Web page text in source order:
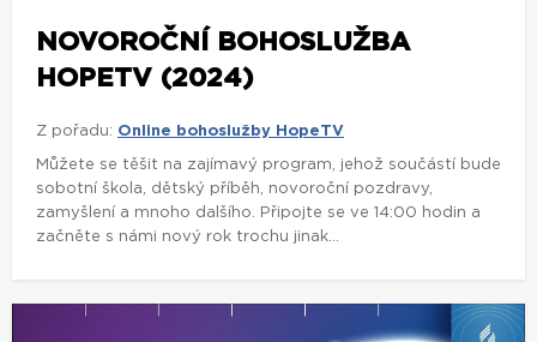
NOVOROČNÍ BOHOSLUŽBA
HOPETV (2024)
Z pořadu: Online bohoslužby HopeTV
Můžete se těšit na zajímavý program, jehož součástí bude
sobotní škola, dětský příběh, novoroční pozdravy,
zamyšlení a mnoho dalšího. Připojte se ve 14:00 hodin a
začněte s námi nový rok trochu jinak...